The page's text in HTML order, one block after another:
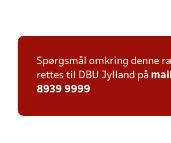
Spørgsmål omkring denne
rettes til DBU Jylland på mail
8939 9999